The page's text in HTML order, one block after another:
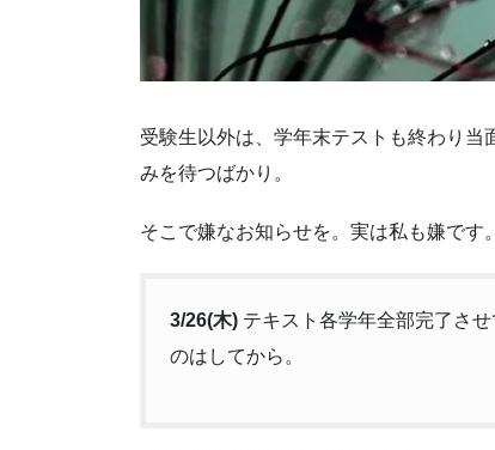
受験生以外は、学年末テストも終わり
みを待つばかり。
そこで嫌なお知らせを。実は私も嫌です。
3/26(木) テキスト各学年全部完了さ
のはしてから。